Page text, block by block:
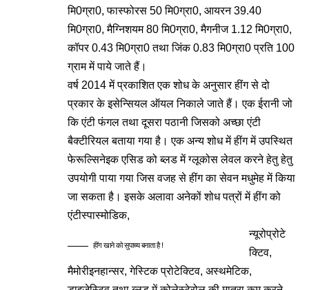
मि0ग्रा0, फास्फोरस 50 मि0ग्रा0, आयरन 39.40
मि0ग्रा0, मैग्निशयम 80 मि0ग्रा0, मैगनीज 1.12 मि0ग्रा0,
कॉपर 0.43 मि0ग्रा0 तथा जिंक 0.83 मि0ग्रा0 प्रति 100
ग्राम में पाये जाते हैं।
वर्ष 2014 में प्रकाशित एक शोध के अनुसार हींग से दो
प्रकार के इसेन्सियल ऑयल निकाले जाते हैं। एक ईरानी जो
कि एंटी फंगल तथा दूसरा पठानी जिसको अच्छा एंटी
बैक्टीरियल बताया गया है। एक अन्य शोध में हींग में उपस्थित
फेरूल्सिनेइक एसिड को ब्लड में ग्लूकोस लेवल करने हेतु हेतु
उपयोगी पाया गया जिस वजह से हींग का सेवन मधुमेह में किया
जा सकता है। इसके अलावा अनेकों शोध पत्रों में हींग को
एंटीस्पास्मोडिक,
हींग खाने को सुपाच्य बनाता है !
न्यूरोप्रोटे
क्टिव,
मैमोरीइनहान्सर, गेस्टिक प्रोटेक्टिव, अस्थमेटिक,